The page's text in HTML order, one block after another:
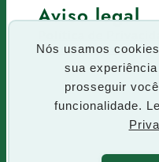
Nós usamos
sua
prosseguir
funcionalidade.
Aviso legal
Termos de uso